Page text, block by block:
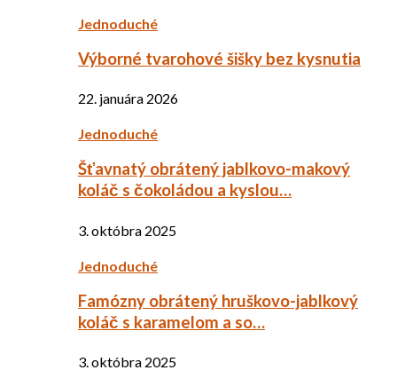
Jednoduché
Výborné tvarohové šišky bez kysnutia
22. januára 2026
Jednoduché
Šťavnatý obrátený jablkovo-makový
koláč s čokoládou a kyslou…
3. októbra 2025
Jednoduché
Famózny obrátený hruškovo-jablkový
koláč s karamelom a so…
3. októbra 2025